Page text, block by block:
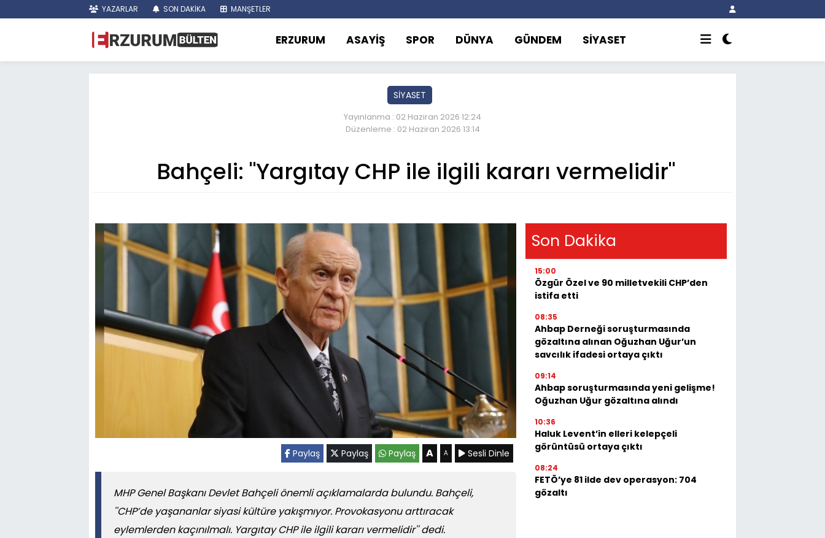
YAZARLAR SON DAKİKA MANŞETLER
ERZURUM ASAYİŞ SPOR DÜNYA GÜNDEM SİYASET
SİYASET
Yayınlanma : 02 Haziran 2026 12:24
Düzenleme : 02 Haziran 2026 13:14
Bahçeli: "Yargıtay CHP ile ilgili kararı vermelidir"
Paylaş Paylaş Paylaş A A Sesli Dinle
MHP Genel Başkanı Devlet Bahçeli önemli açıklamalarda bulundu. Bahçeli,
''CHP’de yaşananlar siyasi kültüre yakışmıyor. Provokasyonu arttıracak
eylemlerden kaçınılmalı. Yargıtay CHP ile ilgili kararı vermelidir'' dedi.
Son Dakika
15:00
Özgür Özel ve 90 milletvekili CHP’den
istifa etti
08:35
Ahbap Derneği soruşturmasında
gözaltına alınan Oğuzhan Uğur’un
savcılık ifadesi ortaya çıktı
09:14
Ahbap soruşturmasında yeni gelişme!
Oğuzhan Uğur gözaltına alındı
10:36
Haluk Levent’in elleri kelepçeli
görüntüsü ortaya çıktı
08:24
FETÖ’ye 81 ilde dev operasyon: 704
gözaltı